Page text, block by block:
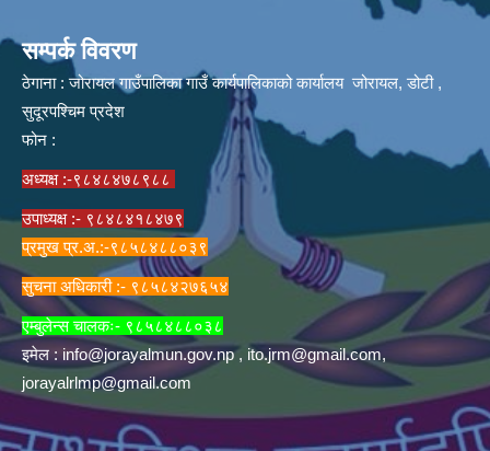
सम्पर्क विवरण
ठेगाना : जोरायल गाउँपालिका गाउँ कार्यपालिकाको कार्यालय जोरायल, डोटी ,
सुदूरपश्चिम प्रदेश
फोन :
अध्यक्ष :-९८४८४७८९८८
उपाध्यक्ष :- ९८४८४१८४७९
प्रमुख प्र.अ.:-९८५८४८८०३९
सुचना अधिकारी :- ९८५८४२७६५४
एम्बुलेन्स चालकः- ९८५८४८८०३८
इमेल : info@jorayalmun.gov.np, ito.jrm@gmail.com,
jorayalrlmp@gmail.com